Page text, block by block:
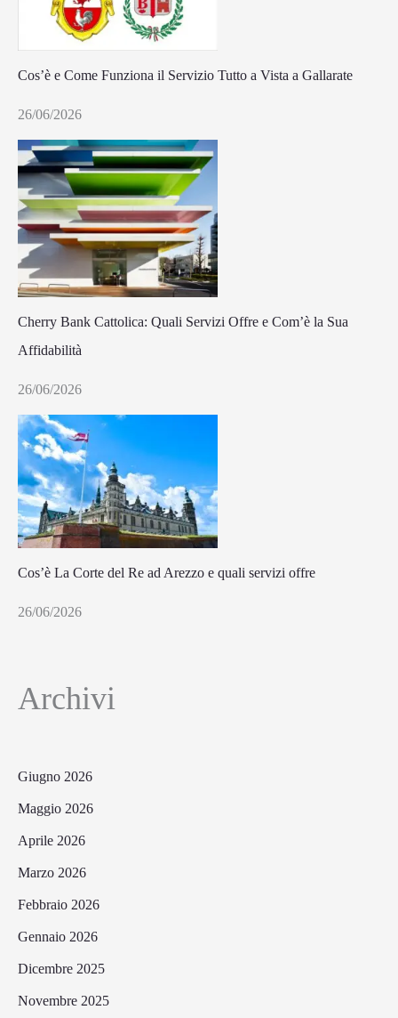
Cos’è e Come Funziona il Servizio Tutto a Vista a Gallarate
26/06/2026
Cherry Bank Cattolica: Quali Servizi Offre e Com’è la Sua
Affidabilità
26/06/2026
Cos’è La Corte del Re ad Arezzo e quali servizi offre
26/06/2026
Archivi
Giugno 2026
Maggio 2026
Aprile 2026
Marzo 2026
Febbraio 2026
Gennaio 2026
Dicembre 2025
Novembre 2025